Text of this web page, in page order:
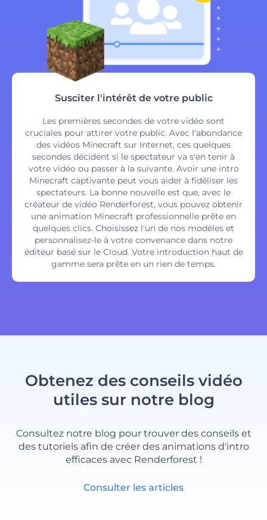
Susciter l'intérêt de votre public
Les premières secondes de votre vidéo sont
cruciales pour attirer votre public. Avec l'abondance
des vidéos Minecraft sur Internet, ces quelques
secondes décident si le spectateur va s'en tenir à
votre vidéo ou passer à la suivante. Avoir une intro
Minecraft captivante peut vous aider à fidéliser les
spectateurs. La bonne nouvelle est que, avec le
créateur de vidéo Renderforest, vous pouvez obtenir
une animation Minecraft professionnelle prête en
quelques clics. Choisissez l'un de nos modèles et
personnalisez-le à votre convenance dans notre
éditeur basé sur le Cloud. Votre introduction haut de
gamme sera prête en un rien de temps.
Obtenez des conseils vidéo
utiles sur notre blog
Consultez notre blog pour trouver des conseils et
des tutoriels afin de créer des animations d'intro
efficaces avec Renderforest !
Consulter les articles